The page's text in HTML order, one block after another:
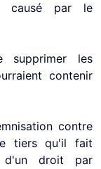
causé par le
les
contenir
contre
tiers qu'il fait
droit par